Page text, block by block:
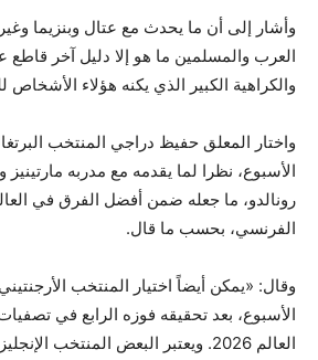
وأشار إلى أن ما يحدث مع عتال وبنزيما
العرب والمسلمين ما هو إلا دليل آخر
والكراهية الكبير الذي يكنه هؤلاء
واختار المعلق حفيظ دراجي المنتخب
الأسبوع، نظرا لما يقدمه مع مدربه مارتينيز
رونالدو، ما جعله ضمن أفضل الفرق في
الفرنسي، بحسب ما قال.
وقال: «يمكن أيضاً اختيار المنتخب
الأسبوع، بعد تحقيقه فوزه الرابع في
العالم 2026. ويعتبر البعض المنتخب